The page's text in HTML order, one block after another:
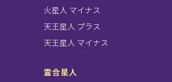
火星人 マイナス
天王星人 プラス
天王星人 マイナス
霊合星人